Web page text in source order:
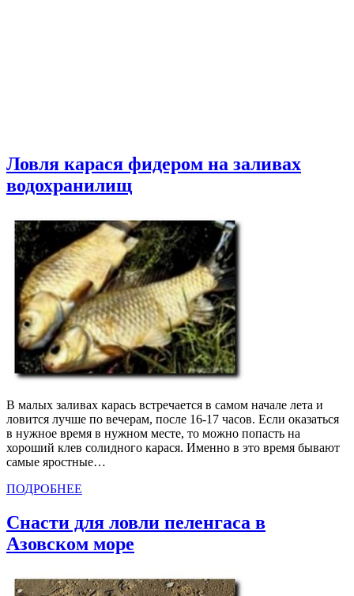
Ловля карася фидером на заливах
водохранилищ
В малых заливах карась встречается в самом начале лета и
ловится лучше по вечерам, после 16-17 часов. Если оказаться
в нужное время в нужном месте, то можно попасть на
хороший клев солидного карася. Именно в это время бывают
самые яростные…
ПОДРОБНЕЕ
Снасти для ловли пеленгаса в
Азовском море